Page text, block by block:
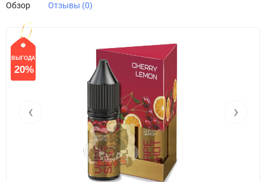
Обзор Отзывы (0)
‹ ›
СКИДКА
20%
ВЫГОДА
20%